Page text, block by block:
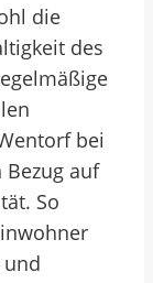
die
des
bei
auf
So